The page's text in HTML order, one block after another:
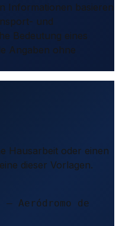
Informationen basieren
und
Bedeutung eines
Angaben ohne
Hausarbeit oder einen
dieser Vorlagen.
Aeródromo de